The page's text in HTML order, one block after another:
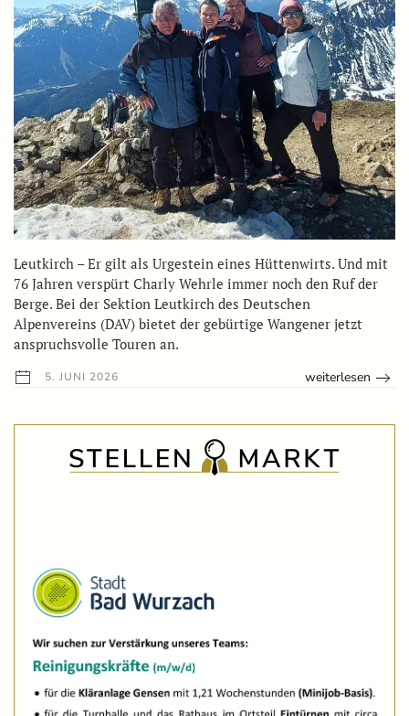
Leutkirch – Er gilt als Urgestein eines Hüttenwirts. Und mit
76 Jahren verspürt Charly Wehrle immer noch den Ruf der
Berge. Bei der Sektion Leutkirch des Deutschen
Alpenvereins (DAV) bietet der gebürtige Wangener jetzt
anspruchsvolle Touren an.
5. JUNI 2026 weiterlesen